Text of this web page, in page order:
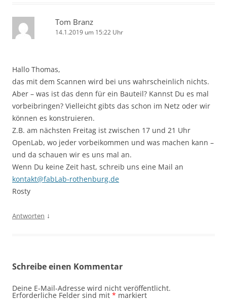
Tom Branz
14.1.2019 um 15:22 Uhr
Hallo Thomas,
das mit dem Scannen wird bei uns wahrscheinlich nichts.
Aber – was ist das denn für ein Bauteil? Kannst Du es mal
vorbeibringen? Vielleicht gibts das schon im Netz oder wir
können es konstruieren.
Z.B. am nächsten Freitag ist zwischen 17 und 21 Uhr
OpenLab, wo jeder vorbeikommen und was machen kann –
und da schauen wir es uns mal an.
Wenn Du keine Zeit hast, schreib uns eine Mail an
kontakt@fabLab-rothenburg.de
Rosty
Antworten ↓
Schreibe einen Kommentar
Deine E-Mail-Adresse wird nicht veröffentlicht.
Erforderliche Felder sind mit * markiert